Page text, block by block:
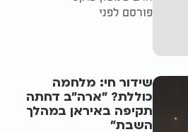
פורסם לפני
שידור חי: מלחמה
כוללת? ״ארה"ב דחתה
תקיפה באיראן במהלך
השבת״